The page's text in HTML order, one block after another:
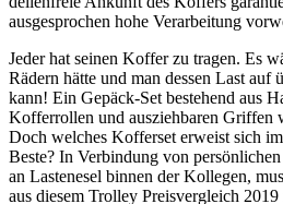
ausgesprochen hohe Verarbeitung
Jeder hat seinen Koffer zu tragen. Es
Rädern hätte und man dessen Last auf
kann! Ein Gepäck-Set bestehend aus
Kofferrollen und ausziehbaren Griffen
Doch welches Kofferset erweist sich
Beste? In Verbindung von
an Lastenesel binnen der Kollegen,
aus diesem Trolley Preisvergleich